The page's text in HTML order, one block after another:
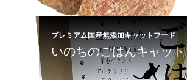
プレミアム国産無添加キャットフード
いのちのごはんキャッ